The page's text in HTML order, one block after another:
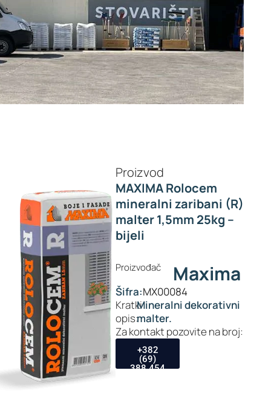
Proizvod
MAXIMA Rolocem
mineralni zaribani (R)
malter 1,5mm 25kg –
bijeli
Proizvođač Maxima
Šifra:MX00084
Kratki
opis:
Mineralni dekorativni
malter.
Za kontakt pozovite na broj:
+382
(69)
388 454